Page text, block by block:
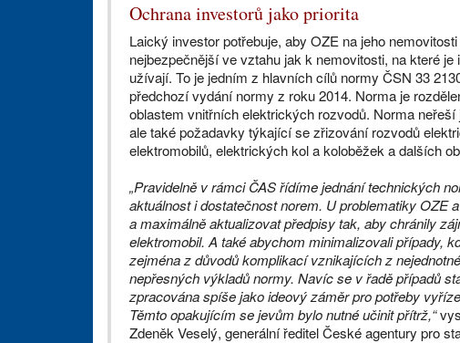
Ochrana investorů jako priorita
Laický investor potřebuje, aby OZE na jeho
nejbezpečnější ve vztahu jak k nemovitosti, na které
užívají. To je jedním z hlavních cílů normy ČSN 33
předchozí vydání normy z roku 2014. Norma je
oblastem vnitřních elektrických rozvodů. Norma
ale také požadavky týkající se zřizování rozvodů
elektromobilů, elektrických kol a koloběžek a dalších
„Pravidelně v rámci ČAS řídíme jednání technických
aktuálnost i dostatečnost norem. U problematiky OZE
a maximálně aktualizovat předpisy tak, aby chránily
elektromobil. A také abychom minimalizovali případy,
zejména z důvodů komplikací vznikajících z
nepřesných výkladů normy. Navíc se v řadě případů
zpracována spíše jako ideový záměr pro potřeby
Těmto opakujícím se jevům bylo nutné učinit přítrž,“
Zdeněk Veselý, generální ředitel České agentury pro